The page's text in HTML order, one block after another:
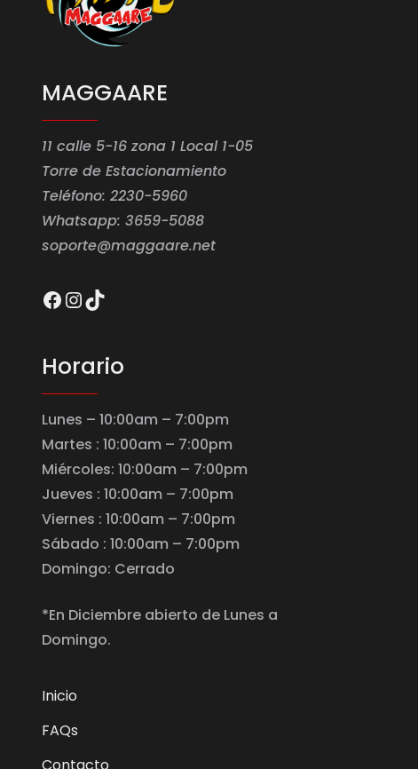
MAGGAARE
11 calle 5-16 zona 1 Local 1-05
Torre de Estacionamiento
Teléfono: 2230-5960
Whatsapp: 3659-5088
soporte@maggaare.net
Facebook
Instagram
TikTok
Horario
Lunes – 10:00am – 7:00pm
Martes : 10:00am – 7:00pm
Miércoles: 10:00am – 7:00pm
Jueves : 10:00am – 7:00pm
Viernes : 10:00am – 7:00pm
Sábado : 10:00am – 7:00pm
Domingo: Cerrado
*En Diciembre abierto de Lunes a
Domingo.
Inicio
FAQs